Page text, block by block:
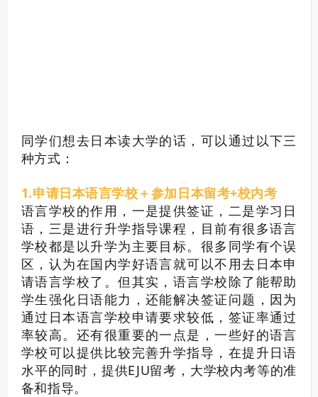
同学们想去日本读大学的话，可以通过以下三
种方式：
1.申请日本语言学校＋参加日本留考+校内考
语言学校的作用，一是提供签证，二是学习日
语，三是进行升学指导课程，目前有很多语言
学校都是以升学为主要目标。 很多同学有个误
区，认为在国内学好语言就可以不用去日本申
请语言学校了。但其实，语言学校除了能帮助
学生强化日语能力，还能解决签证问题，因为
通过日本语言学校申请要求较低，签证率通过
率较高。还有很重要的一点是，一些好的语言
学校可以提供比较完善升学指导，在提升日语
水平的同时，提供EJU留考，大学校内考等的准
备和指导。